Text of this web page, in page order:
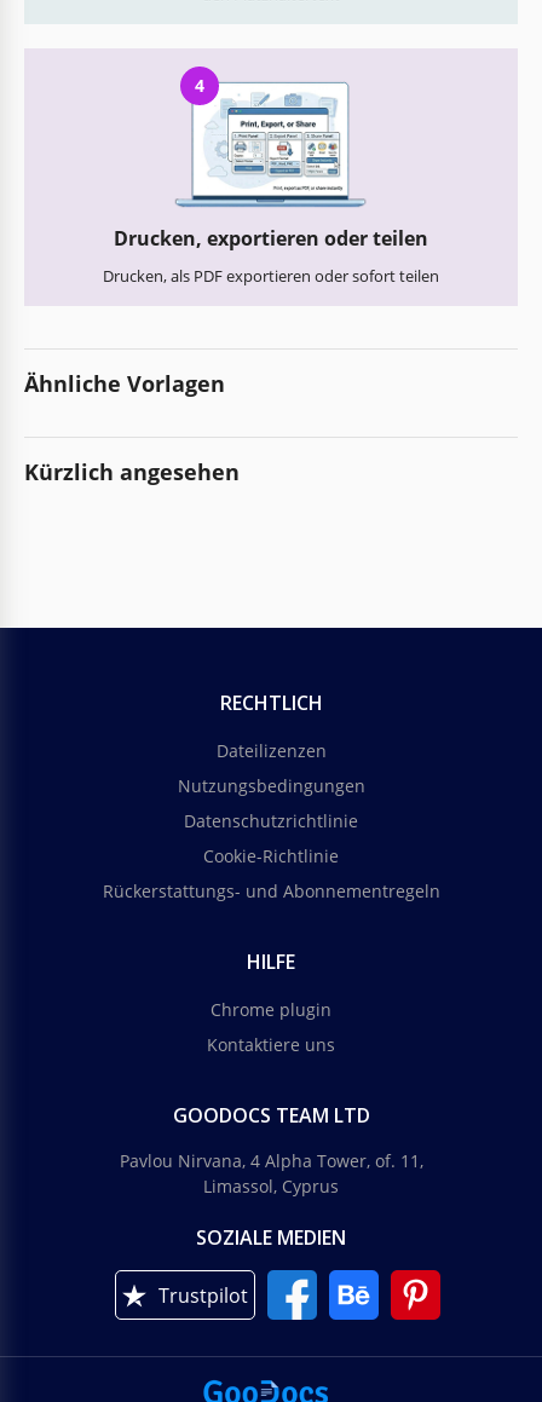
4
Drucken, exportieren oder teilen
Drucken, als PDF exportieren oder sofort teilen
Ähnliche Vorlagen
Kürzlich angesehen
RECHTLICH
Dateilizenzen
Nutzungsbedingungen
Datenschutzrichtlinie
Cookie-Richtlinie
Rückerstattungs- und Abonnementregeln
HILFE
Chrome plugin
Kontaktiere uns
GOODOCS TEAM LTD
Pavlou Nirvana, 4 Alpha Tower, of. 11,
Limassol, Cyprus
SOZIALE MEDIEN
Trustpilot